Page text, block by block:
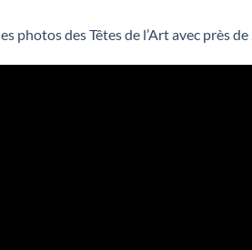
des Têtes de l’Art avec près